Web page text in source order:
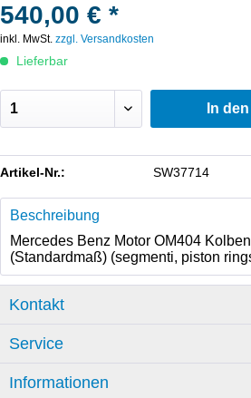
540,00 € *
inkl. MwSt. zzgl. Versandkosten
Lieferbar
In den
Artikel-Nr.: SW37714
Beschreibung
Mercedes Benz Motor OM404
(Standardmaß) (segmenti, piston
Kontakt
Service
Informationen